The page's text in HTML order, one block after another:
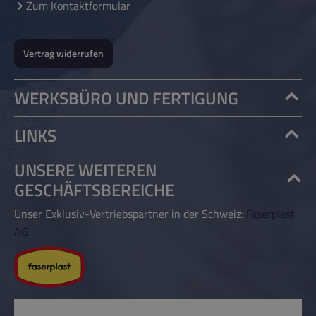
Zum Kontaktformular
Vertrag widerrufen
WERKSBÜRO UND FERTIGUNG
LINKS
UNSERE WEITEREN
GESCHÄFTSBEREICHE
Unser Exklusiv-Vertriebspartner in der Schweiz: Faserplast
AG